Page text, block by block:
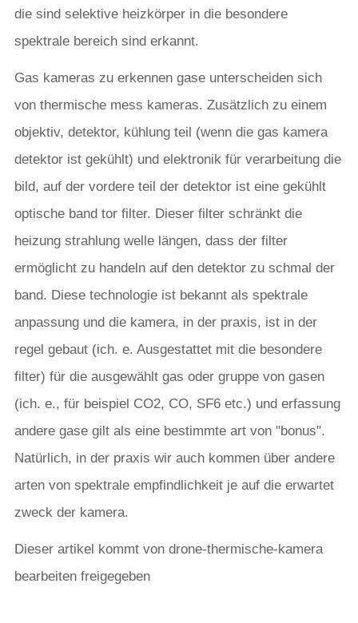
die sind selektive heizkörper in die besondere
spektrale bereich sind erkannt.
Gas kameras zu erkennen gase unterscheiden sich
von thermische mess kameras. Zusätzlich zu einem
objektiv, detektor, kühlung teil (wenn die gas kamera
detektor ist gekühlt) und elektronik für verarbeitung die
bild, auf der vordere teil der detektor ist eine gekühlt
optische band tor filter. Dieser filter schränkt die
heizung strahlung welle längen, dass der filter
ermöglicht zu handeln auf den detektor zu schmal der
band. Diese technologie ist bekannt als spektrale
anpassung und die kamera, in der praxis, ist in der
regel gebaut (ich. e. Ausgestattet mit die besondere
filter) für die ausgewählt gas oder gruppe von gasen
(ich. e., für beispiel CO2, CO, SF6 etc.) und erfassung
andere gase gilt als eine bestimmte art von "bonus".
Natürlich, in der praxis wir auch kommen über andere
arten von spektrale empfindlichkeit je auf die erwartet
zweck der kamera.
Dieser artikel kommt von drone-thermische-kamera
bearbeiten freigegeben